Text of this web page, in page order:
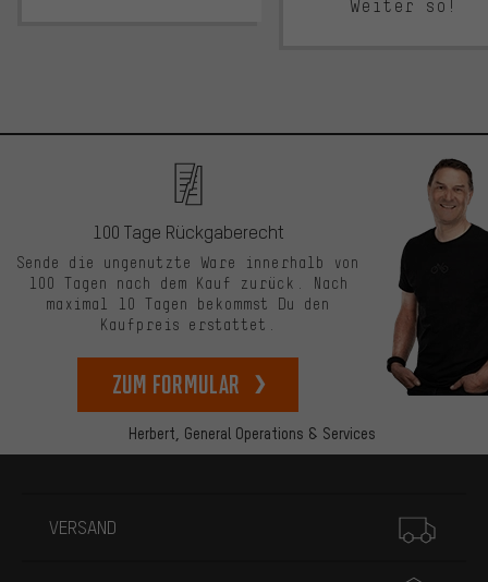
Weiter so!
Herbert, General Operations & Services
100 Tage Rückgaberecht
Sende die ungenutzte Ware innerhalb von
100 Tagen nach dem Kauf zurück. Nach
maximal 10 Tagen bekommst Du den
Kaufpreis erstattet.
zum Formular
VERSAND